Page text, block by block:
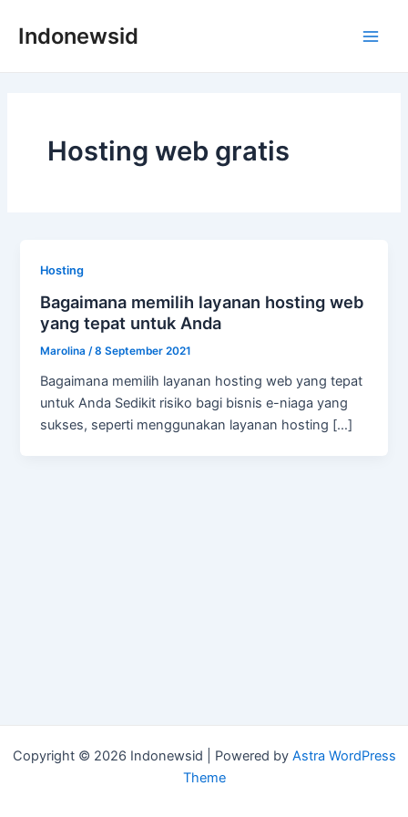
Indonewsid
Hosting web gratis
Hosting
Bagaimana memilih layanan hosting web
yang tepat untuk Anda
Marolina/8 September 2021
Bagaimana memilih layanan hosting web yang tepat
untuk Anda Sedikit risiko bagi bisnis e-niaga yang
sukses, seperti menggunakan layanan hosting […]
Copyright © 2026 Indonewsid | Powered by Astra WordPress
Theme